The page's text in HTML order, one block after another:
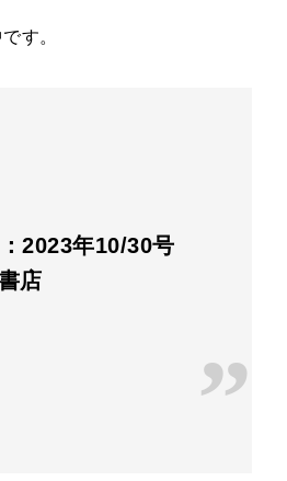
す。
2023年10/30号
店